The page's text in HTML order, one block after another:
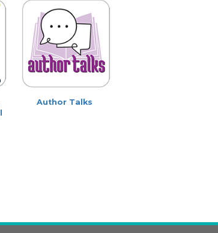
Author Talks